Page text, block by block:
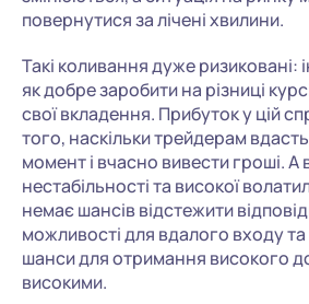
повернутися за лічені хвилини.
Такі коливання дуже ризиковані:
як добре заробити на різниці
свої вкладення. Прибуток у цій
того, наскільки трейдерам
момент і вчасно вивести гроші. А
нестабільності та високої
немає шансів відстежити
можливості для вдалого входу
шанси для отримання високого
високими.